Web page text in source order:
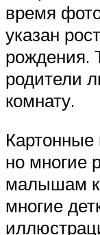
время
указан
рождения.
родители
комнату.
Картонные
но многие
малышам
многие